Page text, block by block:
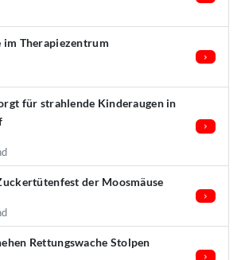
im Therapiezentrum
für strahlende Kinderaugen in
der Moosmäuse
Rettungswache Stolpen